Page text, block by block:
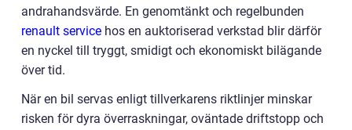
andrahandsvärde. En genomtänkt och regelbunden
renault service hos en auktoriserad verkstad blir därför
en nyckel till tryggt, smidigt och ekonomiskt bilägande
över tid.
När en bil servas enligt tillverkarens riktlinjer minskar
risken för dyra överraskningar, oväntade driftstopp och